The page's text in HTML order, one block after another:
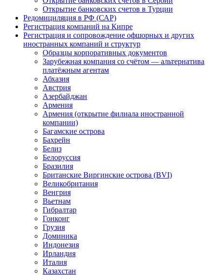
Открытие банковских счетов в Турции
Редомициляция в РФ (САР)
Регистрация компаний на Кипре
Регистрация и сопровождение офшорных и других
иностранных компаний и структур
Образцы корпоративных документов
Зарубежная компания со счётом — альтернатива
платёжным агентам
Абхазия
Австрия
Азербайджан
Армения
Армения (открытие филиала иностранной
компании)
Багамские острова
Бахрейн
Белиз
Белоруссия
Бразилия
Британские Виргинские острова (BVI)
Великобритания
Венгрия
Вьетнам
Гибралтар
Гонконг
Грузия
Доминика
Индонезия
Ирландия
Италия
Казахстан